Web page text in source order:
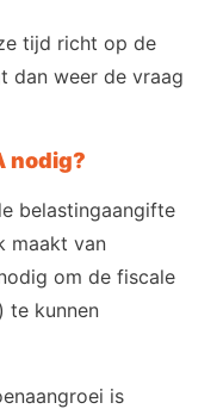
tijd richt op de
dan weer de vraag
nodig?
belastingaangifte
maakt van
om de fiscale
te kunnen
is